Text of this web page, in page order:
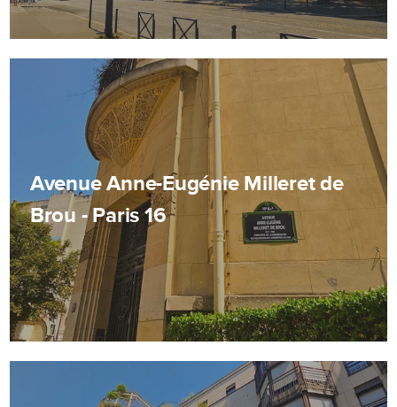
Avenue Anne-Eugénie Milleret de
Brou - Paris 16